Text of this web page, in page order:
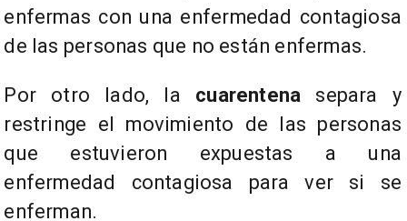
enfermas con una enfermedad contagiosa
de las personas que no están enfermas.
Por otro lado, la cuarentena separa y
restringe el movimiento de las personas
que estuvieron expuestas a una
enfermedad contagiosa para ver si se
enferman.